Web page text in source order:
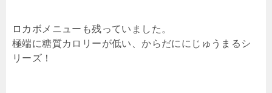
ロカボメニューも残っていました。
極端に糖質カロリーが低い、からだににじゅうまるシ
リーズ！